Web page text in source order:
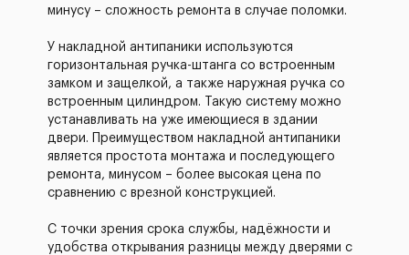
минусу – сложность ремонта в случае поломки.
У накладной антипаники используются
горизонтальная ручка-штанга со встроенным
замком и защелкой, а также наружная ручка со
встроенным цилиндром. Такую систему можно
устанавливать на уже имеющиеся в здании
двери. Преимуществом накладной антипаники
является простота монтажа и последующего
ремонта, минусом – более высокая цена по
сравнению с врезной конструкцией.
С точки зрения срока службы, надёжности и
удобства открывания разницы между дверями с